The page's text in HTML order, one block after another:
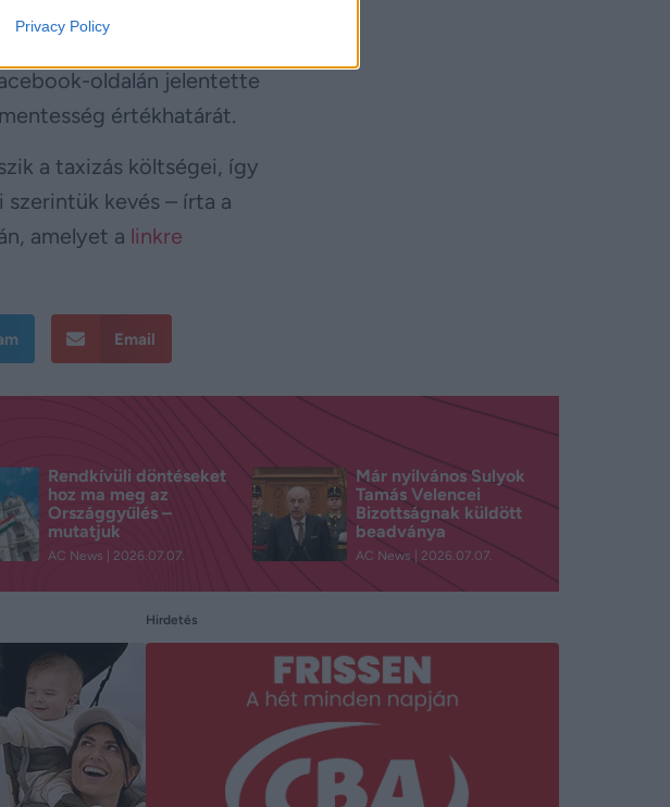
Privacy Policy
Márton
oldalán jelentette
értékhatárát.
a taxizás költségei, így
kevés – írta a
amelyet a linkre
Email
Rendkívüli döntéseket
hoz ma meg az
Országgyűlés –
mutatjuk
AC News 2026.07.07.
Már nyilvános Sulyok
Tamás Velencei
Bizottságnak küldött
beadványa
AC News 2026.07.07.
Hirdetés